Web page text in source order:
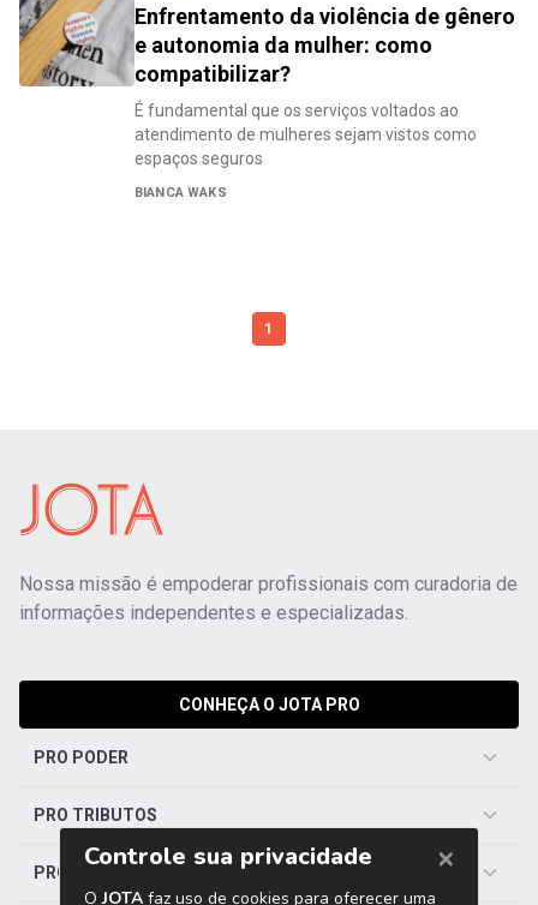
Enfrentamento da violência de gênero
e autonomia da mulher: como
compatibilizar?
É fundamental que os serviços voltados ao
atendimento de mulheres sejam vistos como
espaços seguros
BIANCA WAKS
1
Nossa missão é empoderar profissionais com curadoria de
informações independentes e especializadas.
CONHEÇA O JOTA PRO
PRO PODER
PRO TRIBUTOS
PRO TRABALHISTA